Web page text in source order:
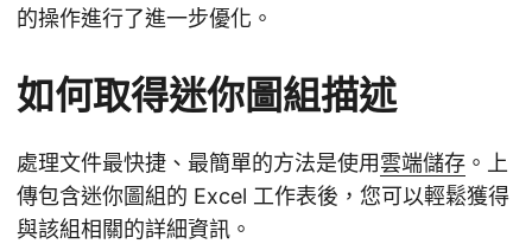
的操作進行了進一步優化。
如何取得迷你圖組描述
處理文件最快捷、最簡單的方法是使用雲端儲存 。上
傳包含迷你圖組的 Excel 工作表後，您可以輕鬆獲得
與該組相關的詳細資訊。